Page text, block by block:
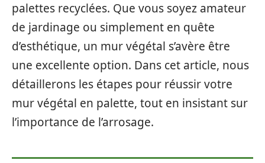
palettes recyclées. Que vous soyez amateur
de jardinage ou simplement en quête
d’esthétique, un mur végétal s’avère être
une excellente option. Dans cet article, nous
détaillerons les étapes pour réussir votre
mur végétal en palette, tout en insistant sur
l’importance de l’arrosage.